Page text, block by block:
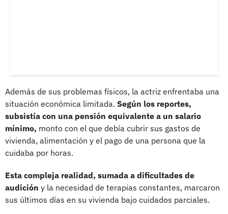
Además de sus problemas físicos, la actriz enfrentaba una
situación económica limitada. Según los reportes,
subsistía con una pensión equivalente a un salario
mínimo, monto con el que debía cubrir sus gastos de
vivienda, alimentación y el pago de una persona que la
cuidaba por horas.
Esta compleja realidad, sumada a dificultades de
audición y la necesidad de terapias constantes, marcaron
sus últimos días en su vivienda bajo cuidados parciales.